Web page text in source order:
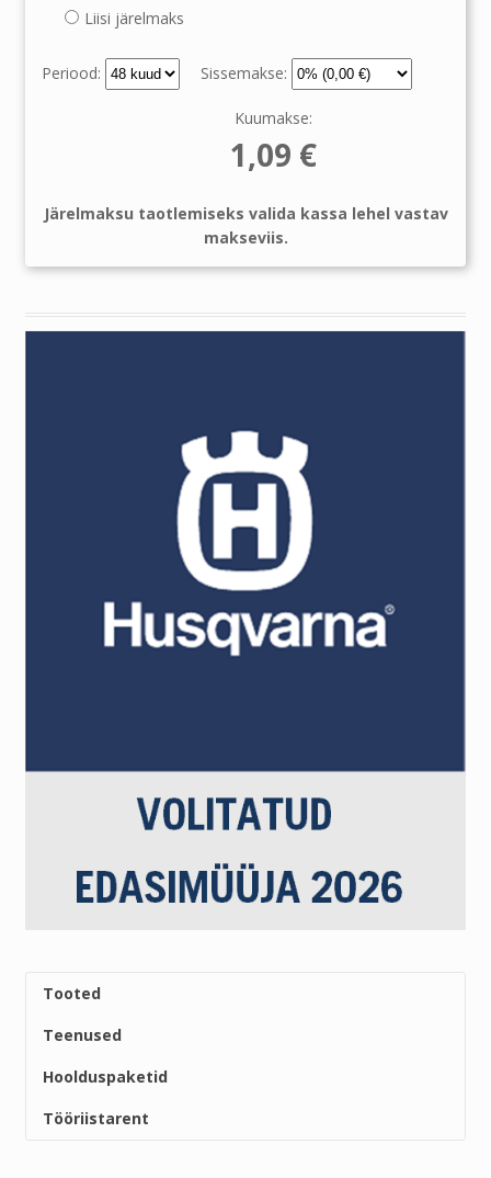
Liisi järelmaks
Periood: Sissemakse:
Kuumakse:
1,09 €
Järelmaksu taotlemiseks valida kassa lehel vastav
makseviis.
Tooted
Teenused
Hoolduspaketid
Tööriistarent